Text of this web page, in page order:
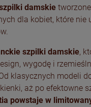
damskie
dla kobiet, które nie
szpilki damskie,
wygodę i
klasycznych modeli
aż po efektowne
powstaje w